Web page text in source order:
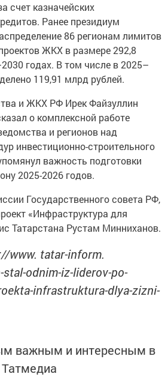
счет казначейских
Ранее президиум
86 регионам лимитов
ЖКХ в размере 292,8
годах. В том числе в 2025–
119,91 млрд рублей.
и ЖКХ РФ Ирек Файзуллин
о комплексной работе
и регионов над
инвестиционно-строительного
важность подготовки
2025-2026 годов.
Государственного совета РФ,
«Инфраструктура для
Татарстана Рустам Минниханов.
www. tatar-inform.
odnim-iz-liderov-po-
infrastruktura-dlya-zizni-
важным и интересным в
Татмедиа